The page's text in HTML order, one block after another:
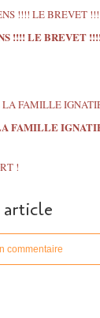
!!!! LE BREVET
FAMILLE
!
article
commentaire